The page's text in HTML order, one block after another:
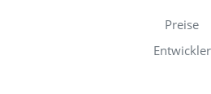
Preise
Entwickler